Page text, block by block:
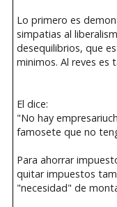
Lo primero es
simpatias al
desequilibrios, que
minimos. Al reves es
El dice:
"No hay
famosete que no
Para ahorrar
quitar impuestos
"necesidad" de